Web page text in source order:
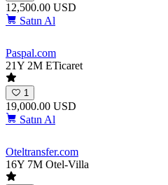
12,500.00 USD
Satın Al
Paspal.com
21Y 2M ETicaret
1
19,000.00 USD
Satın Al
Oteltransfer.com
16Y 7M Otel-Villa